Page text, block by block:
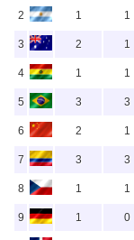
2 1 1
3 2 1
4 1 1
5 3 3
6 2 1
7 3 3
8 1 1
9 1 0